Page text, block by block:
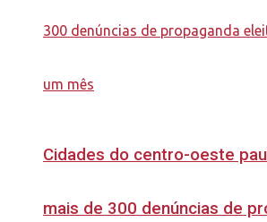
Cidades do centro-oeste
mais de 300 denúncias de